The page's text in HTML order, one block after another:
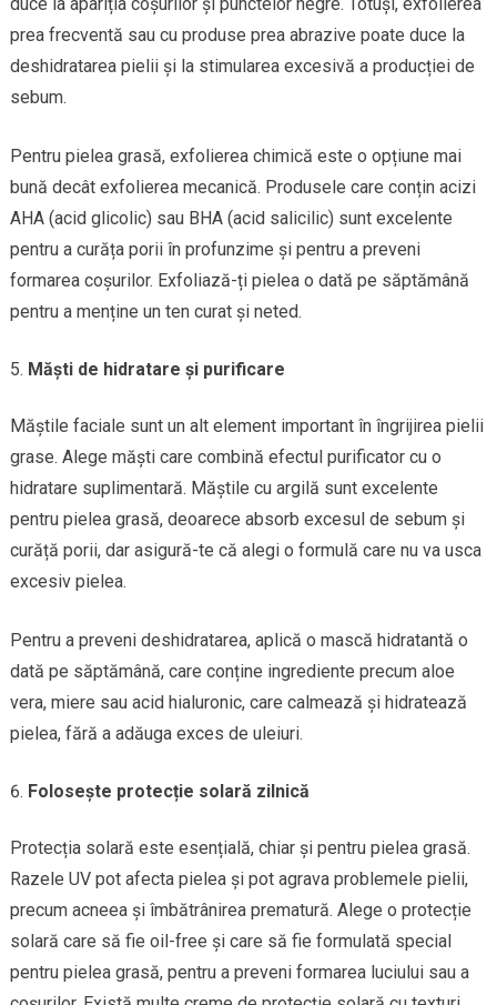
prea frecventă sau cu produse prea abrazive poate duce la
deshidratarea pielii și la stimularea excesivă a producției de
sebum.
Pentru pielea grasă, exfolierea chimică este o opțiune mai
bună decât exfolierea mecanică. Produsele care conțin acizi
AHA (acid glicolic) sau BHA (acid salicilic) sunt excelente
pentru a curăța porii în profunzime și pentru a preveni
formarea coșurilor. Exfoliază-ți pielea o dată pe săptămână
pentru a menține un ten curat și neted.
Măști de hidratare și purificare
Măștile faciale sunt un alt element important în îngrijirea pielii
grase. Alege măști care combină efectul purificator cu o
hidratare suplimentară. Măștile cu argilă sunt excelente
pentru pielea grasă, deoarece absorb excesul de sebum și
curăță porii, dar asigură-te că alegi o formulă care nu va usca
excesiv pielea.
Pentru a preveni deshidratarea, aplică o mască hidratantă o
dată pe săptămână, care conține ingrediente precum aloe
vera, miere sau acid hialuronic, care calmează și hidratează
pielea, fără a adăuga exces de uleiuri.
Folosește protecție solară zilnică
Protecția solară este esențială, chiar și pentru pielea grasă.
Razele UV pot afecta pielea și pot agrava problemele pielii,
precum acneea și îmbătrânirea prematură. Alege o protecție
solară care să fie oil-free și care să fie formulată special
pentru pielea grasă, pentru a preveni formarea luciului sau a